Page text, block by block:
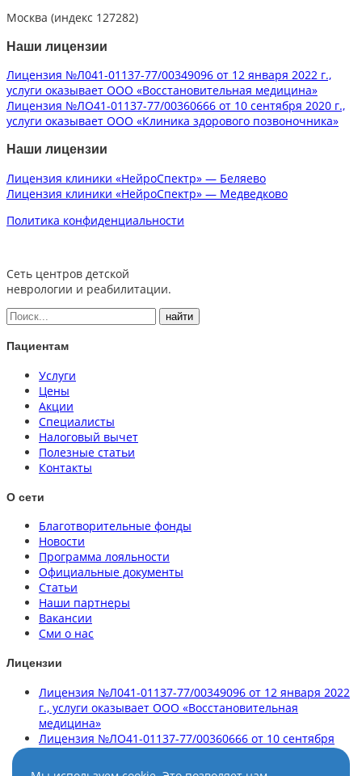
Москва (индекс 127282)
Наши лицензии
Лицензия №Л041-01137-77/00349096 от 12 января 2022 г.,
услуги оказывает ООО «Восстановительная медицина»
Лицензия №ЛО41-01137-77/00360666 от 10 сентября 2020 г.,
услуги оказывает ООО «Клиника здорового позвоночника»
Наши лицензии
Лицензия клиники «НейроСпектр» — Беляево
Лицензия клиники «НейроСпектр» — Медведково
Политика конфиденциальности
Сеть центров детской
неврологии и реабилитации.
Пациентам
Услуги
Цены
Акции
Специалисты
Налоговый вычет
Полезные статьи
Контакты
О сети
Благотворительные фонды
Новости
Программа лояльности
Официальные документы
Статьи
Наши партнеры
Вакансии
Сми о нас
Лицензии
Лицензия №Л041-01137-77/00349096 от 12 января 2022
г., услуги оказывает ООО «Восстановительная
медицина»
Лицензия №ЛО41-01137-77/00360666 от 10 сентября
позвоночника»